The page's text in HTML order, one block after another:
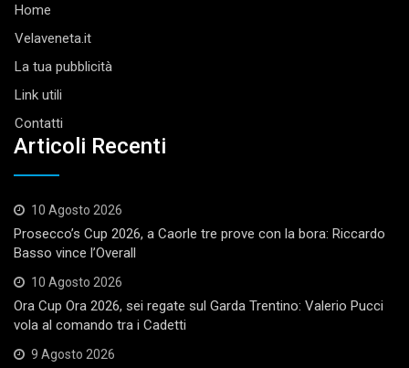
Home
Velaveneta.it
La tua pubblicità
Link utili
Contatti
Articoli Recenti
10 Agosto 2026
Prosecco’s Cup 2026, a Caorle tre prove con la bora: Riccardo
Basso vince l’Overall
10 Agosto 2026
Ora Cup Ora 2026, sei regate sul Garda Trentino: Valerio Pucci
vola al comando tra i Cadetti
9 Agosto 2026